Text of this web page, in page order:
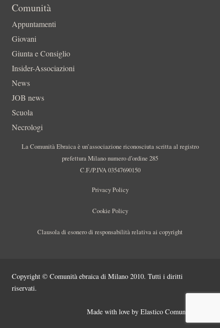
Comunità
Appuntamenti
Giovani
Giunta e Consiglio
Insider-Associazioni
News
JOB news
Scuola
Necrologi
La Comunità Ebraica è un’associazione riconosciuta scritta al registro
prefettura Milano numero d’ordine 285
C.F./P.IVA 03547690150
Privacy Policy
Cookie Policy
Clausola di esonero di responsabilità relativa ai copyright
Copyright © Comunità ebraica di Milano 2010. Tutti i diritti
riservati.
Made with love by Elastico Comunicazione